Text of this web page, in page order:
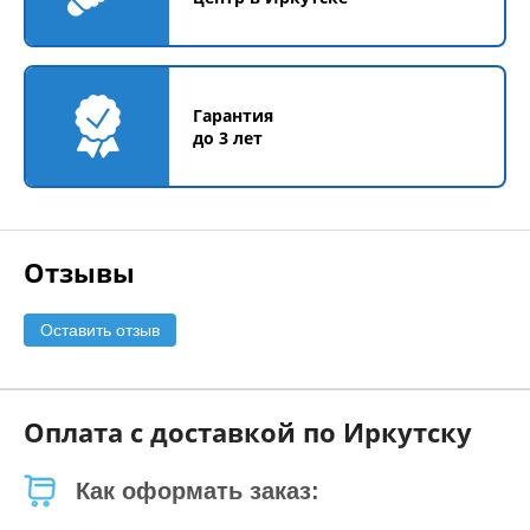
Гарантия
до 3 лет
Отзывы
Оставить отзыв
Оплата с доставкой по Иркутску
Как оформать заказ: